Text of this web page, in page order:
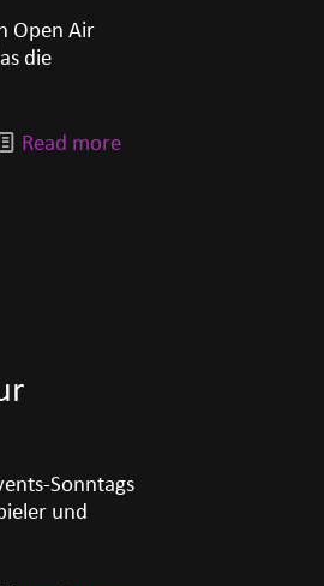
Open Air
die
Read more
Sonntags
und